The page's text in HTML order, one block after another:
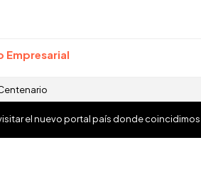
Empresarial
visitar el nuevo portal país donde